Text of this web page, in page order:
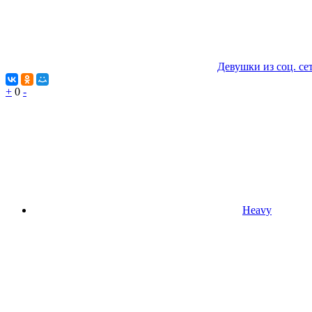
Девушки из соц.
+ 0 -
Heavy